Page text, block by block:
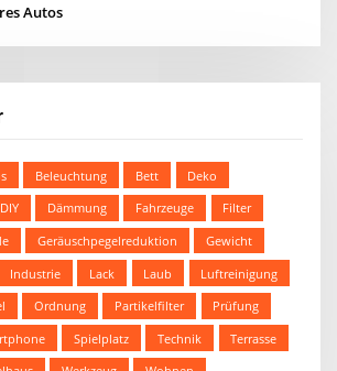
Autos
Beleuchtung Bett
Deko
DIY Dämmung Fahrzeuge
Filter
Geräuschpegelreduktion
Gewicht
Industrie Lack Laub
Luftreinigung
Ordnung Partikelfilter
Prüfung
Spielplatz Technik
Terrasse